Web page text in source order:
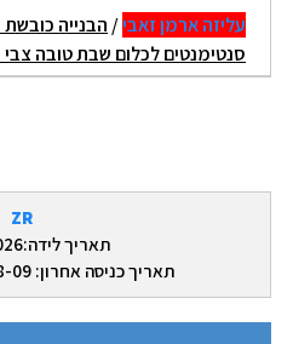
ZR
תאריך לידה:01/01/2026
תאריך כניסה אחרון: 2026-08-09 07:18:39
עליזה ארמן זאבי/ הבנייה
סנטימנטים לכלום שבת טובה צבי